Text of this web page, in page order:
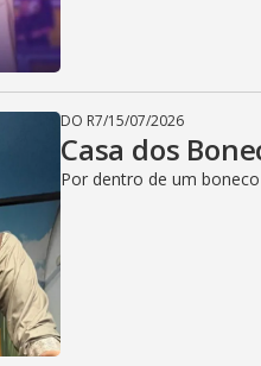
DO R7/15/07/2026
Casa dos
Por dentro de um